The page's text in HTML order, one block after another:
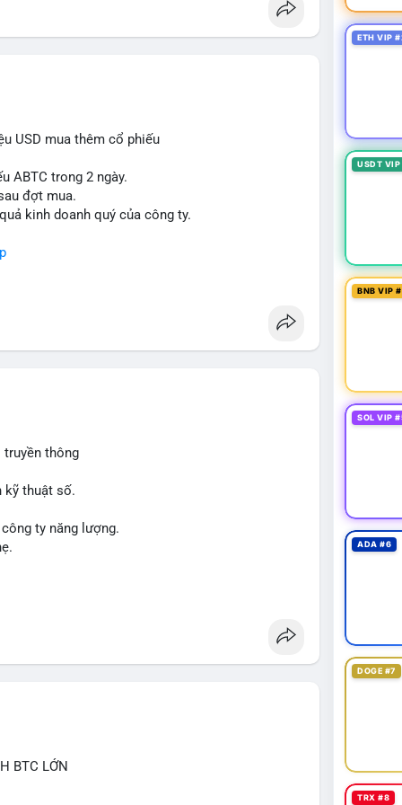
USD mua thêm cổ phiếu
ABTC trong 2 ngày.
đợt mua.
kinh doanh quý của công ty.
truyền thông
kỹ thuật số.
ty năng lượng.
BTC LỚN
ETH VIP
USDT
BNB VIP
SOL VIP
ADA #6
DOGE #7
TRX #8